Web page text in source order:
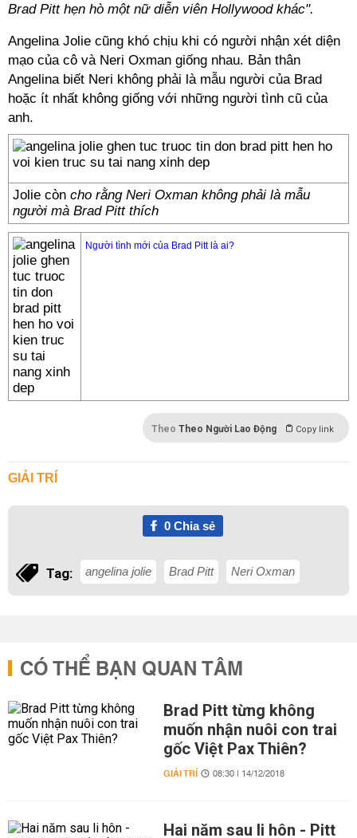
Brad Pitt hẹn hò một nữ diễn viên Hollywood khác".
Angelina Jolie cũng khó chịu khi có người nhận xét diện
mạo của cô và Neri Oxman giống nhau. Bản thân
Angelina biết Neri không phải là mẫu người của Brad
hoặc ít nhất không giống với những người tình cũ của
anh.
Jolie còn cho rằng Neri Oxman không phải là mẫu
người mà Brad Pitt thích
Người tình mới của Brad Pitt là ai?
Theo Theo Người Lao Động Copy link
GIẢI TRÍ
0Chia sẻ
Tag: angelina jolie Brad Pitt Neri Oxman
CÓ THỂ BẠN QUAN TÂM
Brad Pitt từng không
muốn nhận nuôi con trai
gốc Việt Pax Thiên?
GIẢI TRÍ 08:30 | 14/12/2018
Hai năm sau li hôn - Pitt